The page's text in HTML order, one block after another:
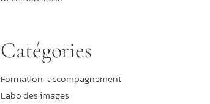
Catégories
Formation-accompagnement
Labo des images